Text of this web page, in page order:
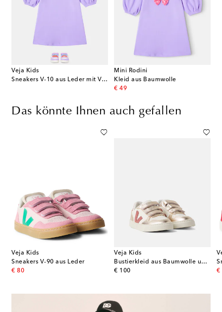
Veja Kids
Sneakers V-10 aus Leder mit Veloursleder
Mini Rodini
Kleid aus Baumwolle
€ 49
original price
Das könnte Ihnen auch gefallen
Veja Kids
Sneakers V-90 aus Leder
€ 80
original price
Veja Kids
Bustierkleid aus Baumwolle und Seide
€ 100
original price
€